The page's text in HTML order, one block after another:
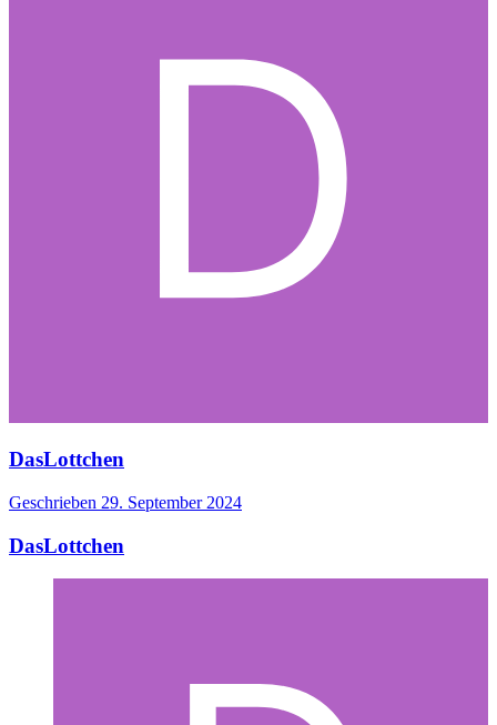
DasLottchen
Geschrieben 29. September 2024
DasLottchen